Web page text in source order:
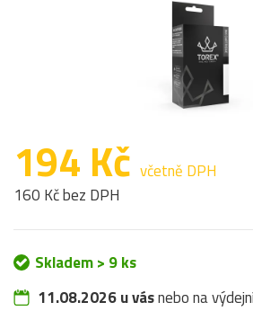
194 Kč včetně DPH
160 Kč bez DPH
Skladem > 9 ks
11.08.2026 u vásnebo na